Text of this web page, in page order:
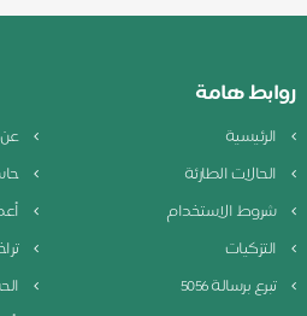
روابط هامة
الرئيسية
عن
الحالات الطارئة
شروط الاستخدام
التزكيات
تبرع برسالة 5056